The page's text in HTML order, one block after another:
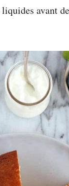
avant